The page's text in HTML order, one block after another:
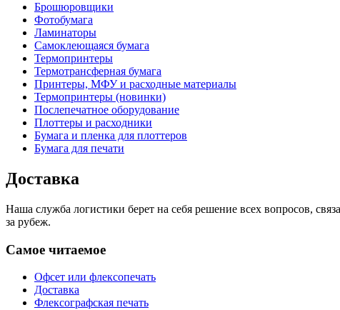
Брошюровщики
Фотобумага
Ламинаторы
Самоклеющаяся бумага
Термопринтеры
Термотрансферная бумага
Принтеры, МФУ и расходные материалы
Термопринтеры (новинки)
Послепечатное оборудование
Плоттеры и расходники
Бумага и пленка для плоттеров
Бумага для печати
Доставка
Наша служба логистики берет на себя решение всех вопросов,
за рубеж.
Самое читаемое
Офсет или флексопечать
Доставка
Флексографская печать